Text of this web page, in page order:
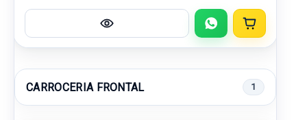
CARROCERIA FRONTAL 1